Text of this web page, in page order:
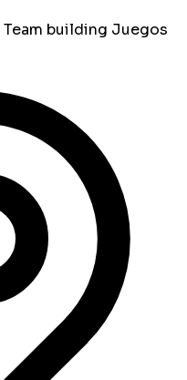
Team building Juegos